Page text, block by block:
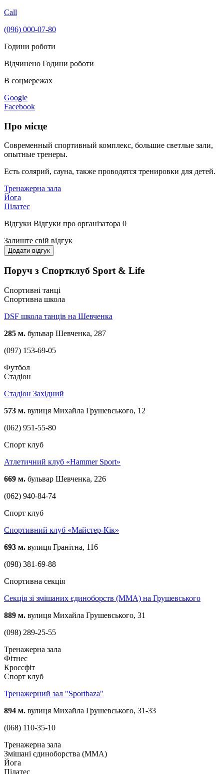
Call
(096) 000-07-80
Години роботи
Відчинено Години роботи
В соцмережах
Google
Facebook
Про місце
Современный спортивный комплекс, большие светлые зали,
опытные тренеры.
Есть солярий, сауна, также проводятся тренировки для детей.
Тренажерна зала
Йога
Пілатес
Відгуки Відгуки про організатора 0
Залиште свій відгук
Додати відгук
Поруч з Спортклуб Sport & Life
Спортивні танці
Спортивна школа
DSF школа танців на Шевченка
285 м. бульвар Шевченка, 287
(097) 153-69-05
Футбол
Стадіон
Стадіон Західний
573 м. вулиця Михайла Грушевського, 12
(062) 951-55-80
Спорт клуб
Атлетичний клуб «Hammer Sport»
669 м. бульвар Шевченка, 226
(062) 940-84-74
Спорт клуб
Спортивний клуб «Майстер-Кік»
693 м. вулиця Гранітна, 116
(098) 381-69-88
Спортивна секція
Cекція зі змішаних єдиноборств (ММА) на Грушевського
889 м. вулиця Михайла Грушевського, 31
(098) 289-25-55
Тренажерна зала
Фітнес
Кроссфіт
Спорт клуб
Тренажерний зал "Sportbaza"
894 м. вулиця Михайла Грушевського, 31-33
(068) 110-35-10
Тренажерна зала
Змішані єдиноборства (ММА)
Йога
Пілатес